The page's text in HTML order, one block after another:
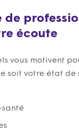
de
écoute
vous motivent
soit votre état de